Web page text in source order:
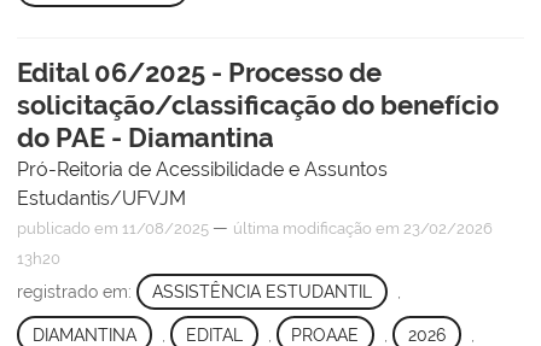
Edital 06/2025 - Processo de
solicitação/classificação do benefício
do PAE - Diamantina
Pró-Reitoria de Acessibilidade e Assuntos
Estudantis/UFVJM
publicado em 11/08/2025 — última modificação em 23/02/2026
13h20
registrado em: ASSISTÊNCIA ESTUDANTIL
DIAMANTINA EDITAL PROAAE , 2026